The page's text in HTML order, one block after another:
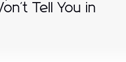
Tell You in